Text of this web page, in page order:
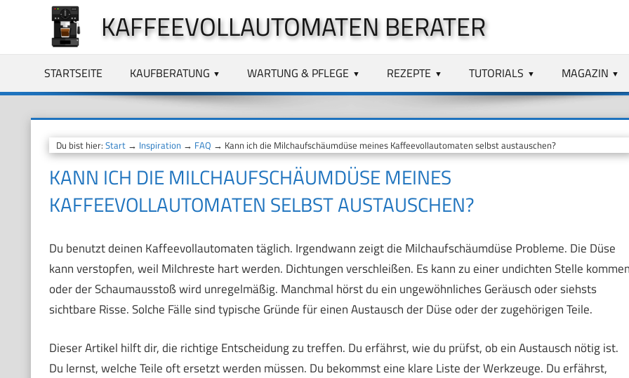
springen
KAFFEEVOLLAUTOMATEN BERATER
STARTSEITE KAUFBERATUNG WARTUNG & PFLEGE REZEPTE TUTORIALS MAGAZIN
Du bist hier: Start→ Inspiration→ FAQ → Kann ich die Milchaufschäumdüse meines Kaffeevollautomaten selbst austauschen?
KANN ICH DIE MILCHAUFSCHÄUMDÜSE MEINES
KAFFEEVOLLAUTOMATEN SELBST AUSTAUSCHEN?
Du benutzt deinen Kaffeevollautomaten täglich. Irgendwann zeigt die Milchaufschäumdüse Probleme. Die Düse
kann verstopfen, weil Milchreste hart werden. Dichtungen verschleißen. Es kann zu einer undichten Stelle kommen
oder der Schaumausstoß wird unregelmäßig. Manchmal hörst du ein ungewöhnliches Geräusch oder siehsts
sichtbare Risse. Solche Fälle sind typische Gründe für einen Austausch der Düse oder der zugehörigen Teile.
Dieser Artikel hilft dir, die richtige Entscheidung zu treffen. Du erfährst, wie du prüfst, ob ein Austausch nötig ist.
Du lernst, welche Teile oft ersetzt werden müssen. Du bekommst eine klare Liste der Werkzeuge. Du erfährst,